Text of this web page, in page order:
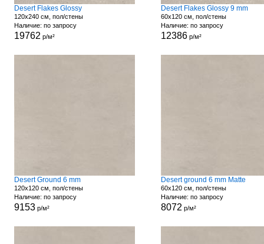
Desert Flakes Glossy
120x240 см, пол/стены
Наличие: по запросу
19762 р/м²
Desert Flakes Glossy 9 mm
60x120 см, пол/стены
Наличие: по запросу
12386р/м²
Desert Ground 6 mm
120x120 см, пол/стены
Наличие: по запросу
9153р/м²
Desert ground 6 mm Matte
60x120 см, пол/стены
Наличие: по запросу
8072 р/м²